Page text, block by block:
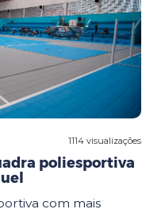
1114 visualizações
poliesportiva
com mais